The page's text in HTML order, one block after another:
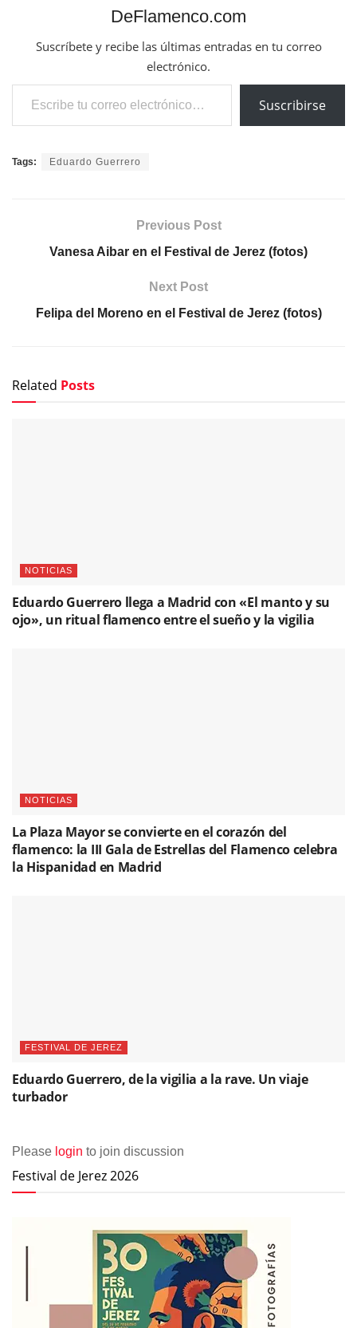
DeFlamenco.com
Suscríbete y recibe las últimas entradas en tu correo
electrónico.
Escribe tu correo electrónico…
Suscribirse
Tags: Eduardo Guerrero
Previous Post
Vanesa Aibar en el Festival de Jerez (fotos)
Next Post
Felipa del Moreno en el Festival de Jerez (fotos)
Related Posts
NOTICIAS
Eduardo Guerrero llega a Madrid con «El manto y su
ojo», un ritual flamenco entre el sueño y la vigilia
NOTICIAS
La Plaza Mayor se convierte en el corazón del
flamenco: la III Gala de Estrellas del Flamenco celebra
la Hispanidad en Madrid
FESTIVAL DE JEREZ
Eduardo Guerrero, de la vigilia a la rave. Un viaje
turbador
Please login to join discussion
Festival de Jerez 2026